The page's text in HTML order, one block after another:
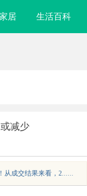
居 生活百科
减少
从成交结果来看，2......